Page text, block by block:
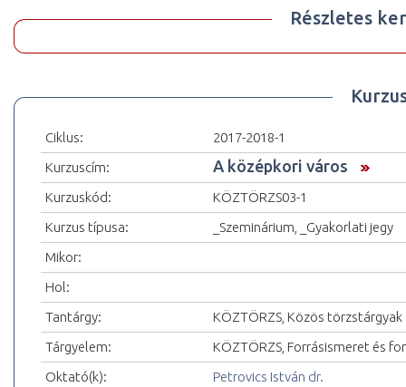
Részletes
Ciklus:
2017-2018-1
Kurzuscím:
A középkori város
Kurzuskód:
KÖZTÖRZS03-1
Kurzus típusa:
_Szeminárium, _Gyakorlati jegy
Mikor:
Hol:
Tantárgy:
KÖZTÖRZS, Közös törzstárgyak
Tárgyelem:
KÖZTÖRZS, Forrásismeret és
Oktató(k):
Petrovics István dr.